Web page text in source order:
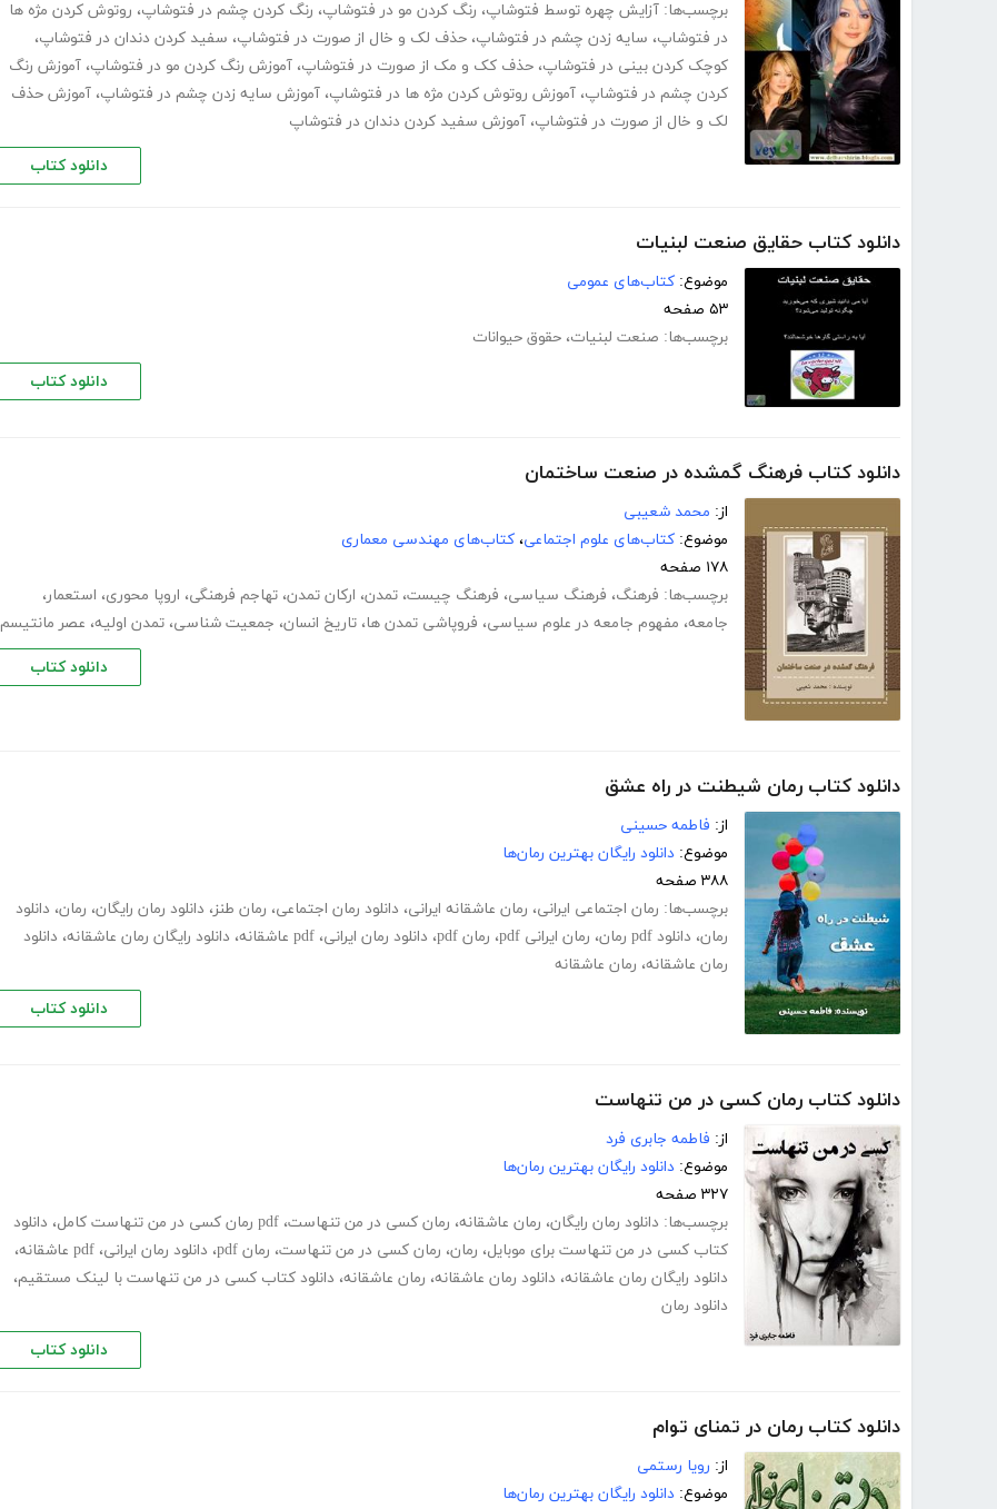
برچسب‌ها: آزایش چهره توسط فتوشاپ، رنگ کردن مو در فتوشاپ، رنگ کردن چشم در فتوشاپ، روتوش کردن مژه ها
در فتوشاپ، سایه زدن چشم در فتوشاپ، حذف لک و خال از صورت در فتوشاپ، سفید کردن دندان در فتوشاپ،
کوچک کردن بینی در فتوشاپ، حذف کک و مک از صورت در فتوشاپ، آموزش رنگ کردن مو در فتوشاپ، آموزش رنگ
کردن چشم در فتوشاپ، آموزش روتوش کردن مژه ها در فتوشاپ، آموزش سایه زدن چشم در فتوشاپ، آموزش حذف
لک و خال از صورت در فتوشاپ، آموزش سفید کردن دندان در فتوشاپ
دانلود کتاب
دانلود کتاب حقایق صنعت لبنیات
موضوع: کتاب‌های عمومی
۵۳ صفحه
برچسب‌ها: صنعت لبنیات، حقوق حیوانات
دانلود کتاب
دانلود کتاب فرهنگ گمشده در صنعت ساختمان
از: محمد شعیبی
موضوع: کتاب‌های علوم اجتماعی، کتاب‌های مهندسی معماری
۱۷۸ صفحه
برچسب‌ها: فرهنگ، فرهنگ سیاسی، فرهنگ چیست، تمدن، ارکان تمدن، تهاجم فرهنگی، اروپا محوری، استعمار،
جامعه، مفهوم جامعه در علوم سیاسی، فروپاشی تمدن ها، تاریخ انسان، جمعیت شناسی، تمدن اولیه، عصر مانتیسم
دانلود کتاب
دانلود کتاب رمان شیطنت در راه عشق
از: فاطمه حسینی
موضوع: دانلود رایگان بهترین رمان‌ها
۳۸۸ صفحه
برچسب‌ها: رمان اجتماعی ایرانی، رمان عاشقانه ایرانی، دانلود رمان اجتماعی، رمان طنز، دانلود رمان رایگان، رمان، دانلود
رمان، دانلود pdf رمان ، رمان ایرانی pdf ، رمان pdf ، دانلود رمان ایرانی، pdf عاشقانه ، دانلود رایگان رمان عاشقانه، دانلود
رمان عاشقانه، رمان عاشقانه
دانلود کتاب
دانلود کتاب رمان کسی در من تنهاست
از: فاطمه جابری فرد
موضوع: دانلود رایگان بهترین رمان‌ها
۳۲۷ صفحه
برچسب‌ها: دانلود رمان رایگان، رمان عاشقانه، رمان کسی در من تنهاست، pdf رمان کسی در من تنهاست کامل ، دانلود
کتاب کسی در من تنهاست برای موبایل، رمان، رمان کسی در من تنهاست، رمان pdf ، دانلود رمان ایرانی، pdf عاشقانه
،
دانلود رایگان رمان عاشقانه، دانلود رمان عاشقانه، رمان عاشقانه، دانلود کتاب کسی در من تنهاست با لینک مستقیم،
دانلود رمان
دانلود کتاب
دانلود کتاب رمان در تمنای توام
از: رویا رستمی
موضوع: دانلود رایگان بهترین رمان‌ها